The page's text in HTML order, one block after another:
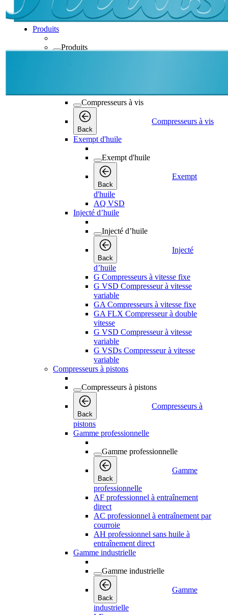
Produits
Produits
Compresseurs à vis
Back
Compresseurs à vis
Exempt d'huile
Exempt d'huile
Back
Exempt
d'huile
AQ VSD
Injecté d’huile
Injecté d’huile
Back
Injecté
d’huile
G Compresseurs à vitesse fixe
G VSD Compresseur à vitesse
variable
GA Compresseurs à vitesse fixe
GA FLX Compresseur à double
vitesse
G VSD Compresseur à vitesse
variable
G VSDs Compresseur à vitesse
variable
Compresseurs à pistons
Compresseurs à pistons
Back
Compresseurs à
pistons
Gamme professionnelle
Gamme professionnelle
Back
Gamme
professionnelle
AF professionnel à entraînement
direct
AC professionnel à entraînement par
courroie
AH professionnel sans huile à
entraînement direct
Gamme industrielle
Gamme industrielle
Back
Gamme
industrielle